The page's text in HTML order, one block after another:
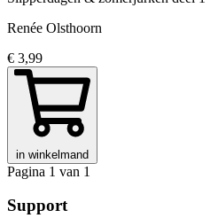
Renée Olsthoorn
€ 3,99
in winkelmand
Pagina 1 van 1
Support